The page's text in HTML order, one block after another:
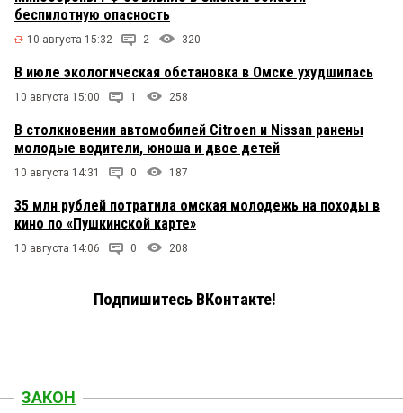
беспилотную опасность
10 августа 15:32 2 320
В июле экологическая обстановка в Омске ухудшилась
10 августа 15:00 1 258
В столкновении автомобилей Citroen и Nissan ранены
молодые водители, юноша и двое детей
10 августа 14:31 0 187
35 млн рублей потратила омская молодежь на походы в
кино по «Пушкинской карте»
10 августа 14:06 0 208
Подпишитесь ВКонтакте!
ЗАКОН